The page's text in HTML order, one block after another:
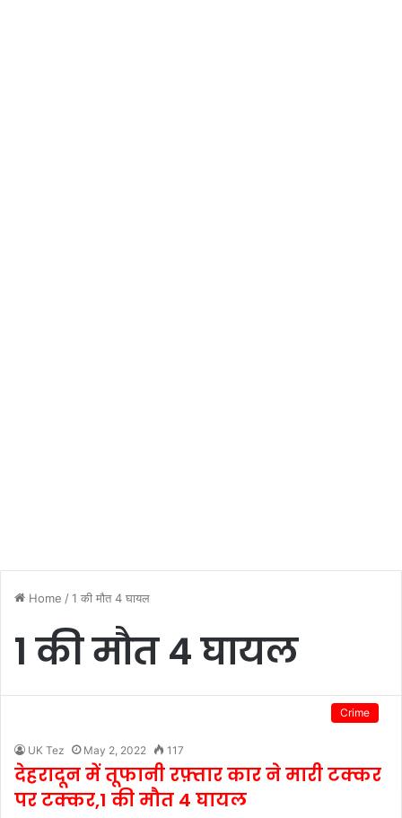
Home /1 की मौत 4 घायल
1 की मौत 4 घायल
Crime
UK Tez May 2, 2022 117
देहरादून में तूफानी रफ़्तार कार ने मारी टक्कर
पर टक्कर,1 की मौत 4 घायल